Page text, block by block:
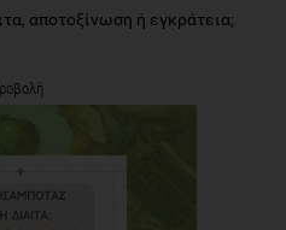
αποτοξίνωση ή εγκράτεια;